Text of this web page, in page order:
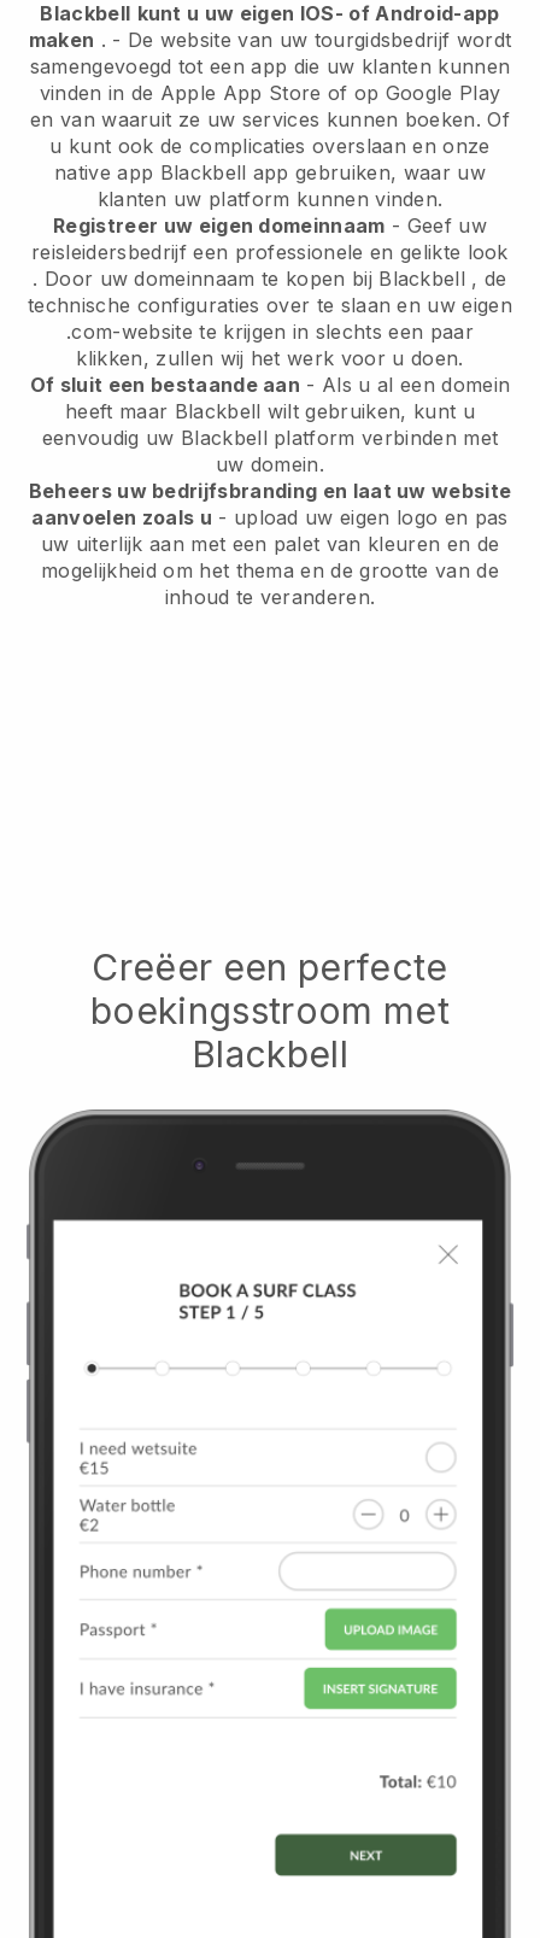
Blackbell kunt u uw eigen IOS- of Android-app
maken . - De website van uw tourgidsbedrijf wordt
samengevoegd tot een app die uw klanten kunnen
vinden in de Apple App Store of op Google Play
en van waaruit ze uw services kunnen boeken. Of
u kunt ook de complicaties overslaan en onze
native app Blackbell app gebruiken, waar uw
klanten uw platform kunnen vinden.
Registreer uw eigen domeinnaam - Geef uw
reisleidersbedrijf een professionele en gelikte look
. Door uw domeinnaam te kopen bij Blackbell , de
technische configuraties over te slaan en uw eigen
.com-website te krijgen in slechts een paar
klikken, zullen wij het werk voor u doen.
Of sluit een bestaande aan - Als u al een domein
heeft maar Blackbell wilt gebruiken, kunt u
eenvoudig uw Blackbell platform verbinden met
uw domein.
Beheers uw bedrijfsbranding en laat uw website
aanvoelen zoals u - upload uw eigen logo en pas
uw uiterlijk aan met een palet van kleuren en de
mogelijkheid om het thema en de grootte van de
inhoud te veranderen.
Creëer een perfecte
boekingsstroom met
Blackbell